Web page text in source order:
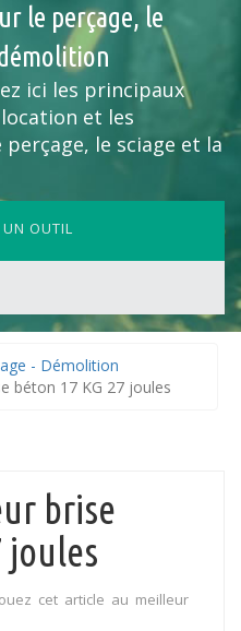
le perçage, le
ici les principaux
et les
le sciage et la
UN OUTIL
- Démolition
béton 17 KG 27 joules
brise
joules
cet article au meilleur